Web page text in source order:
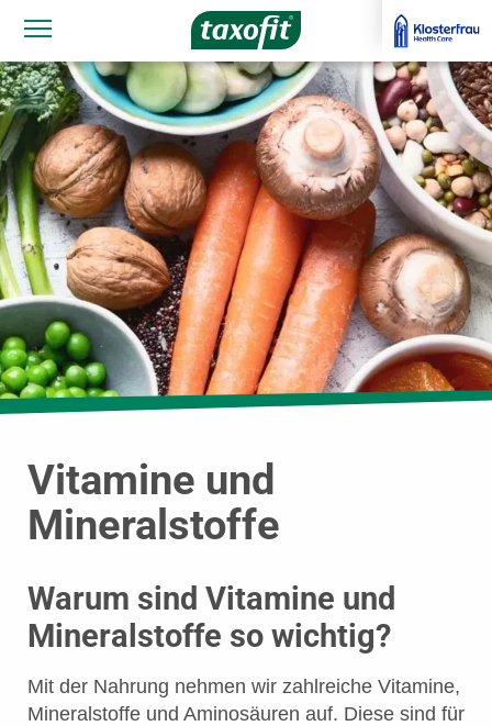
Navigationssichtbarkeit umschalten
Vitamine und
Mineralstoffe
Warum sind Vitamine und
Mineralstoffe so wichtig?
Mit der Nahrung nehmen wir zahlreiche Vitamine,
Mineralstoffe und Aminosäuren auf. Diese sind für